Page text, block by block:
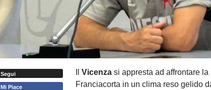
Segui
Mi Piace
IlVicenzasi appresta ad affrontare
Franciacorta in un clima reso gelido